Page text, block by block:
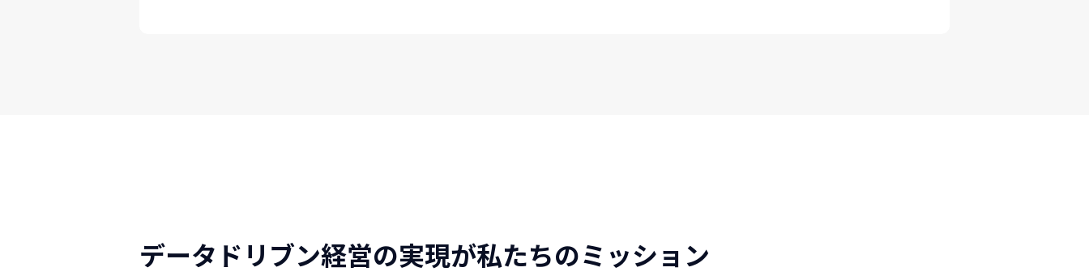
データドリブン経営の実現が私たちのミッション